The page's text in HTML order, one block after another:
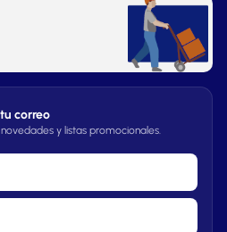
correo
y listas promocionales.